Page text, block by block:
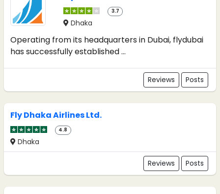
3.7
Dhaka
Operating from its headquarters in Dubai, flydubai
has successfully established ...
Reviews Posts
Fly Dhaka Airlines Ltd.
4.8
Dhaka
Reviews Posts